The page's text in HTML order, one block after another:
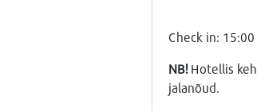
Check in:
NB! Hotellis
jalanõud.